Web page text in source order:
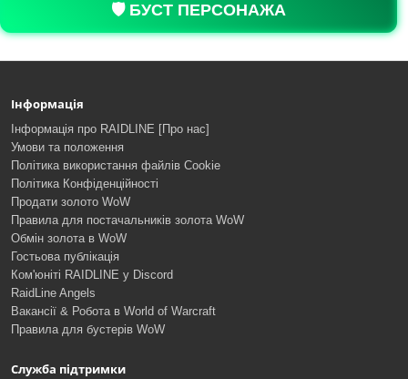
🛡️ БУСТ ПЕРСОНАЖА
Інформація
Інформація про RAIDLINE [Про нас]
Умови та положення
Політика використання файлів Cookie
Політика Конфіденційності
Продати золото WoW
Правила для постачальників золота WoW
Обмін золота в WoW
Гостьова публікація
Ком'юніті RAIDLINE у Discord
RaidLine Angels
Вакансії & Робота в World of Warcraft
Правила для бустерів WoW
Служба підтримки